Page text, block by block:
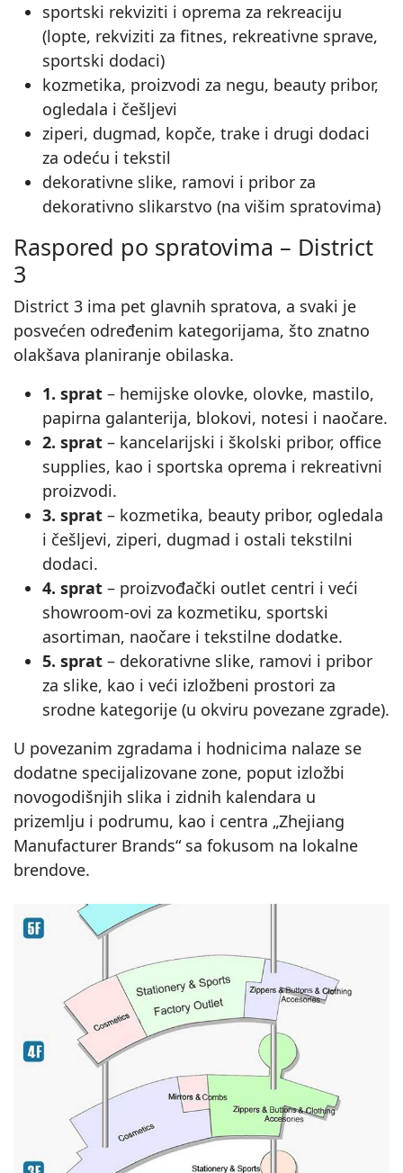
sportski rekviziti i oprema za rekreaciju
(lopte, rekviziti za fitnes, rekreativne sprave,
sportski dodaci)
kozmetika, proizvodi za negu, beauty pribor,
ogledala i češljevi
ziperi, dugmad, kopče, trake i drugi dodaci
za odeću i tekstil
dekorativne slike, ramovi i pribor za
dekorativno slikarstvo (na višim spratovima)
Raspored po spratovima – District
3
District 3 ima pet glavnih spratova, a svaki je
posvećen određenim kategorijama, što znatno
olakšava planiranje obilaska.
1. sprat – hemijske olovke, olovke, mastilo,
papirna galanterija, blokovi, notesi i naočare.
2. sprat – kancelarijski i školski pribor, office
supplies, kao i sportska oprema i rekreativni
proizvodi.
3. sprat – kozmetika, beauty pribor, ogledala
i češljevi, ziperi, dugmad i ostali tekstilni
dodaci.
4. sprat – proizvođački outlet centri i veći
showroom‑ovi za kozmetiku, sportski
asortiman, naočare i tekstilne dodatke.
5. sprat – dekorativne slike, ramovi i pribor
za slike, kao i veći izložbeni prostori za
srodne kategorije (u okviru povezane zgrade).
U povezanim zgradama i hodnicima nalaze se
dodatne specijalizovane zone, poput izložbi
novogodišnjih slika i zidnih kalendara u
prizemlju i podrumu, kao i centra „Zhejiang
Manufacturer Brands“ sa fokusom na lokalne
brendove.